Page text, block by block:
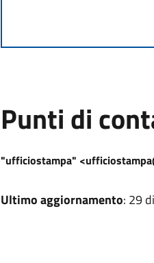
Punti di
"ufficiostampa"
Ultimo aggiornamento: 29